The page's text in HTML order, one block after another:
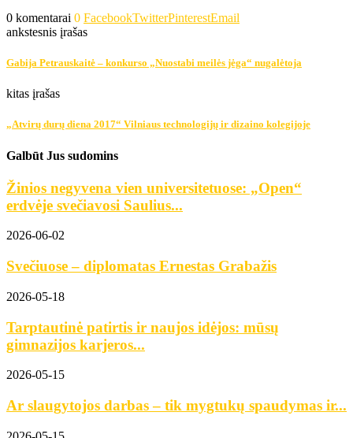
0 komentarai 0 FacebookTwitterPinterestEmail
ankstesnis įrašas
Gabija Petrauskaitė – konkurso „Nuostabi meilės jėga“ nugalėtoja
kitas įrašas
„Atvirų durų diena 2017“ Vilniaus technologijų ir dizaino kolegijoje
Galbūt Jus sudomins
Žinios negyvena vien universitetuose: „Open“
erdvėje svečiavosi Saulius...
2026-06-02
Svečiuose – diplomatas Ernestas Grabažis
2026-05-18
Tarptautinė patirtis ir naujos idėjos: mūsų
gimnazijos karjeros...
2026-05-15
Ar slaugytojos darbas – tik mygtukų spaudymas ir...